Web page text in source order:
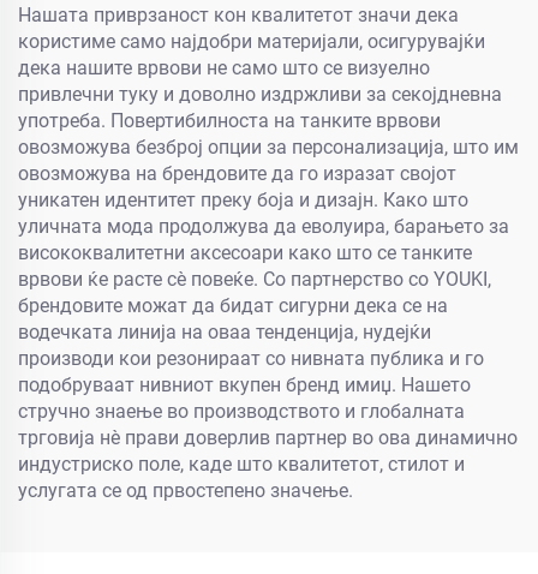
Нашата приврзаност кон квалитетот значи дека
користиме само најдобри материјали, осигурувајќи
дека нашите врвови не само што се визуелно
привлечни туку и доволно издржливи за секојдневна
употреба. Повертибилноста на танките врвови
овозможува безброј опции за персонализација, што им
овозможува на брендовите да го изразат својот
уникатен идентитет преку боја и дизајн. Како што
уличната мода продолжува да еволуира, барањето за
висококвалитетни аксесоари како што се танките
врвови ќе расте сè повеќе. Со партнерство со YOUKI,
брендовите можат да бидат сигурни дека се на
водечката линија на оваа тенденција, нудејќи
производи кои резонираат со нивната публика и го
подобруваат нивниот вкупен бренд имиџ. Нашето
стручно знаење во производството и глобалната
трговија нè прави доверлив партнер во ова динамично
индустриско поле, каде што квалитетот, стилот и
услугата се од првостепено значење.